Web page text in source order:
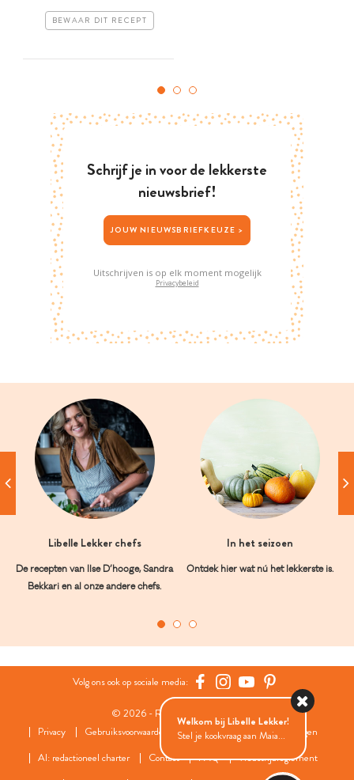
BEWAAR DIT RECEPT
Schrijf je in voor de lekkerste
nieuwsbrief!
JOUW NIEUWSBRIEFKEUZE >
Uitschrijven is op elk moment mogelijk
Privacybeleid
Libelle Lekker chefs
De recepten van Ilse D’hooge, Sandra
Bekkari en al onze andere chefs.
In het seizoen
Ontdek hier wat nú het lekkerste is.
Volg ons ook op sociale media:
© 2026 - Roularta Media Group
Privacy
Gebruiksvoorwaarden Cookies
Cookies instellingen
AI: redactioneel charter
Contact FAQ
Wedstrijdreglement
Welkom bij Libelle Lekker!
Stel je kookvraag aan Maia...